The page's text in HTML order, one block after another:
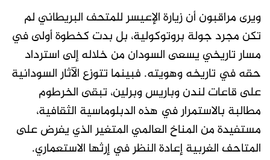
ويرى مراقبون أن زيارة الإعيسر للمتحف البريطاني لم
تكن مجرد جولة بروتوكولية، بل بدت كخطوة أولى في
مسار تاريخي يسعى السودان من خلاله إلى استرداد
حقه في تاريخه وهويته. فبينما تتوزع الآثار السودانية
على قاعات لندن وباريس وبرلين، تبقى الخرطوم
مطالبة بالاستمرار في هذه الدبلوماسية الثقافية،
مستفيدة من المناخ العالمي المتغير الذي يفرض على
المتاحف الغربية إعادة النظر في إرثها الاستعماري.